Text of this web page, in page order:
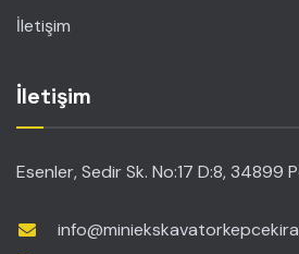
İletişim
İletişim
Esenler, Sedir Sk. No:17 D:8, 34899